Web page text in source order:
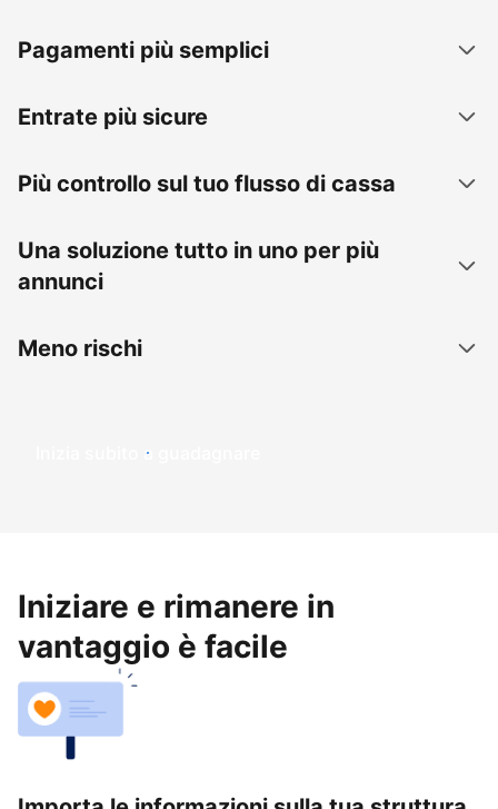
Pagamenti più semplici
Entrate più sicure
Più controllo sul tuo flusso di cassa
Una soluzione tutto in uno per più
annunci
Meno rischi
Inizia subito a guadagnare
Iniziare e rimanere in
vantaggio è facile